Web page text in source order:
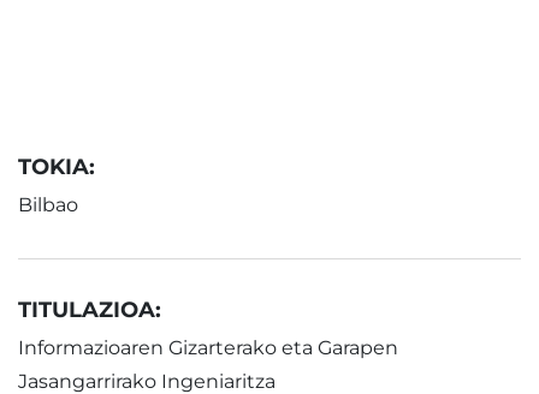
TOKIA:
Bilbao
TITULAZIOA:
Informazioaren Gizarterako eta Garapen
Jasangarrirako Ingeniaritza